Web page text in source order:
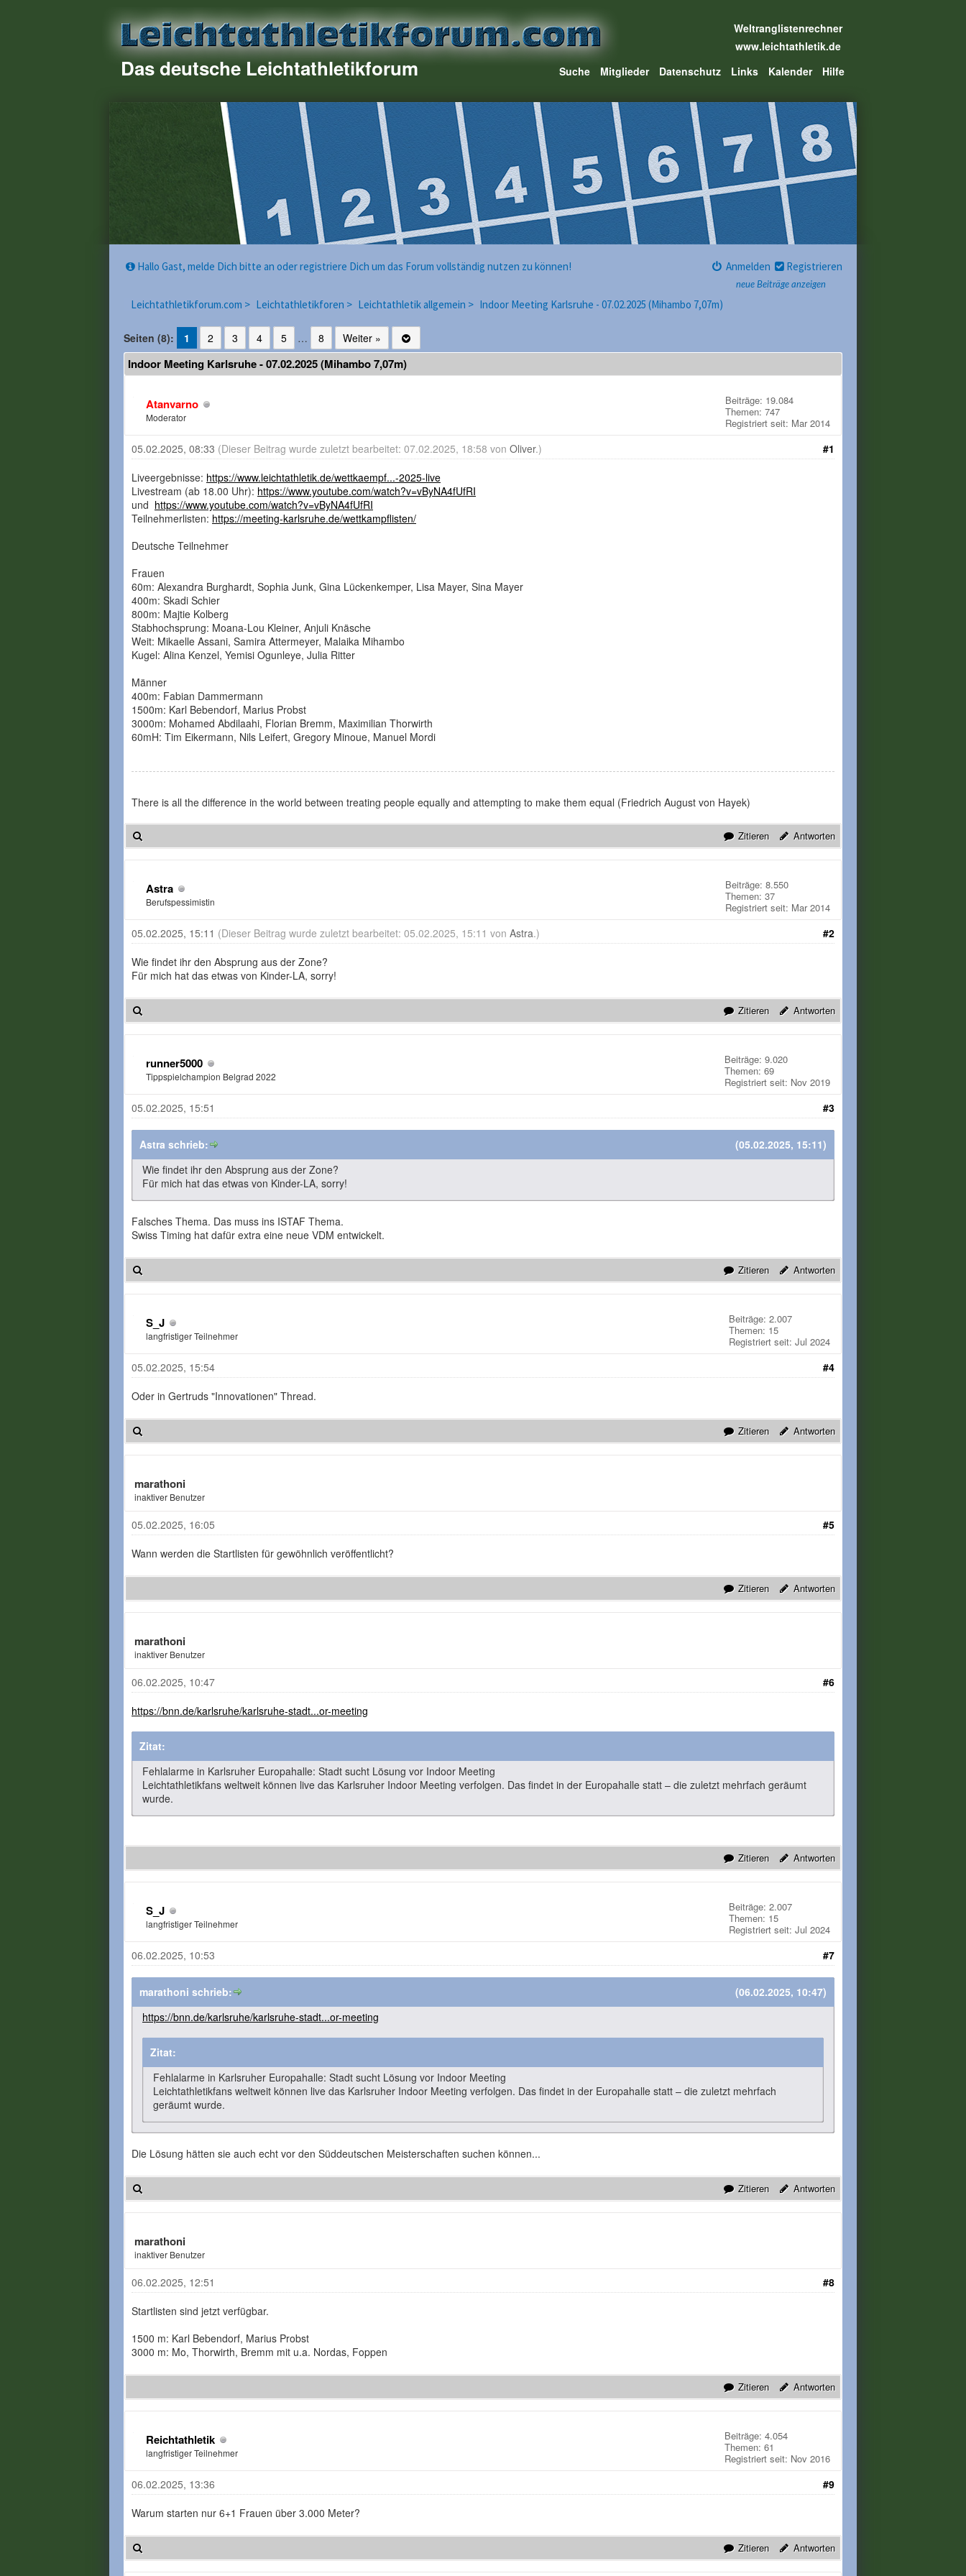
Das deutsche Leichtathletikforum
Weltranglistenrechner
www.leichtathletik.de
Suche
Mitglieder Datenschutz Links Kalender Hilfe
neue Beiträge anzeigen
Hallo Gast, melde Dich bitte an oder registriere Dich um das Forum vollständig nutzen zu können! Anmelden Registrieren
Leichtathletikforum.com > Leichtathletikforen > Leichtathletik allgemein > Indoor Meeting Karlsruhe - 07.02.2025 (Mihambo 7,07m)
Seiten (8): 1 2 3 4 5 … 8 Weiter »
Indoor Meeting Karlsruhe - 07.02.2025 (Mihambo 7,07m)
Atanvarno
Moderator
Beiträge: 19.084
Themen: 747
Registriert seit: Mar 2014
#1
05.02.2025, 08:33 (Dieser Beitrag wurde zuletzt bearbeitet: 07.02.2025, 18:58 von Oliver.)
Liveergebnisse: https://www.leichtathletik.de/wettkaempf...-2025-live
Livestream (ab 18.00 Uhr): https://www.youtube.com/watch?v=vByNA4fUfRI
und https://www.youtube.com/watch?v=vByNA4fUfRI
Teilnehmerlisten: https://meeting-karlsruhe.de/wettkampflisten/
Deutsche Teilnehmer
Frauen
60m: Alexandra Burghardt, Sophia Junk, Gina Lückenkemper, Lisa Mayer, Sina Mayer
400m: Skadi Schier
800m: Majtie Kolberg
Stabhochsprung: Moana-Lou Kleiner, Anjuli Knäsche
Weit: Mikaelle Assani, Samira Attermeyer, Malaika Mihambo
Kugel: Alina Kenzel, Yemisi Ogunleye, Julia Ritter
Männer
400m: Fabian Dammermann
1500m: Karl Bebendorf, Marius Probst
3000m: Mohamed Abdilaahi, Florian Bremm, Maximilian Thorwirth
60mH: Tim Eikermann, Nils Leifert, Gregory Minoue, Manuel Mordi
There is all the difference in the world between treating people equally and attempting to make them equal (Friedrich August von Hayek)
Zitieren Antworten
Astra
Berufspessimistin
Beiträge: 8.550
Themen: 37
Registriert seit: Mar 2014
#2
05.02.2025, 15:11 (Dieser Beitrag wurde zuletzt bearbeitet: 05.02.2025, 15:11 von Astra.)
Wie findet ihr den Absprung aus der Zone?
Für mich hat das etwas von Kinder-LA, sorry!
Zitieren Antworten
runner5000
Tippspielchampion Belgrad 2022
Beiträge: 9.020
Themen: 69
Registriert seit: Nov 2019
#3
05.02.2025, 15:51
(05.02.2025, 15:11)
Astra schrieb:
Wie findet ihr den Absprung aus der Zone?
Für mich hat das etwas von Kinder-LA, sorry!
Falsches Thema. Das muss ins ISTAF Thema.
Swiss Timing hat dafür extra eine neue VDM entwickelt.
Zitieren Antworten
S_J
langfristiger Teilnehmer
Beiträge: 2.007
Themen: 15
Registriert seit: Jul 2024
#4
05.02.2025, 15:54
Oder in Gertruds "Innovationen" Thread.
Zitieren Antworten
marathoni
inaktiver Benutzer
#5
05.02.2025, 16:05
Wann werden die Startlisten für gewöhnlich veröffentlicht?
Zitieren Antworten
marathoni
inaktiver Benutzer
#6
06.02.2025, 10:47
https://bnn.de/karlsruhe/karlsruhe-stadt...or-meeting
Zitat:
Fehlalarme in Karlsruher Europahalle: Stadt sucht Lösung vor Indoor Meeting
Leichtathletikfans weltweit können live das Karlsruher Indoor Meeting verfolgen. Das findet in der Europahalle statt – die zuletzt mehrfach geräumt
wurde.
Zitieren Antworten
S_J
langfristiger Teilnehmer
Beiträge: 2.007
Themen: 15
Registriert seit: Jul 2024
#7
06.02.2025, 10:53
(06.02.2025, 10:47)
marathoni schrieb:
https://bnn.de/karlsruhe/karlsruhe-stadt...or-meeting
Zitat:
Fehlalarme in Karlsruher Europahalle: Stadt sucht Lösung vor Indoor Meeting
Leichtathletikfans weltweit können live das Karlsruher Indoor Meeting verfolgen. Das findet in der Europahalle statt – die zuletzt mehrfach
geräumt wurde.
Die Lösung hätten sie auch echt vor den Süddeutschen Meisterschaften suchen können...
Zitieren Antworten
marathoni
inaktiver Benutzer
#8
06.02.2025, 12:51
Startlisten sind jetzt verfügbar.
1500 m: Karl Bebendorf, Marius Probst
3000 m: Mo, Thorwirth, Bremm mit u.a. Nordas, Foppen
Zitieren Antworten
Reichtathletik
langfristiger Teilnehmer
Beiträge: 4.054
Themen: 61
Registriert seit: Nov 2016
#9
06.02.2025, 13:36
Warum starten nur 6+1 Frauen über 3.000 Meter?
Zitieren Antworten